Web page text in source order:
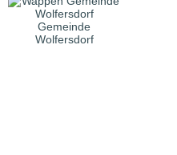
Gemeinde
Wolfersdorf